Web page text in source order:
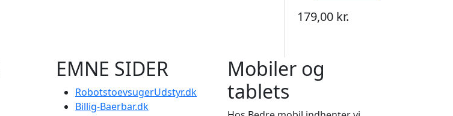
179,00 kr.
EMNE SIDER
RobotstoevsugerUdstyr.dk
Billig-Baerbar.dk
Mobiler og
tablets